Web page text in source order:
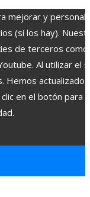
mejorar y
(si los hay).
de terceros como
Al utilizar el
Hemos actualizado
en el botón para